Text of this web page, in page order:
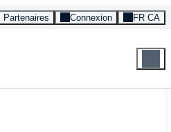
Partenaires Connexion FR CA